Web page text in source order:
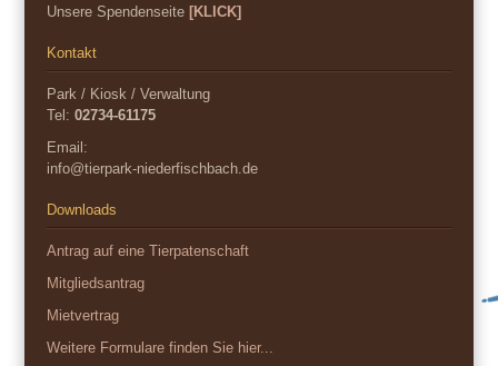
Unsere Spendenseite [KLICK]
Kontakt
Park / Kiosk / Verwaltung
Tel:02734-61175
Email:
info@tierpark-niederfischbach.de
Downloads
Antrag auf eine Tierpatenschaft
Mitgliedsantrag
Mietvertrag
Weitere Formulare finden Sie hier...